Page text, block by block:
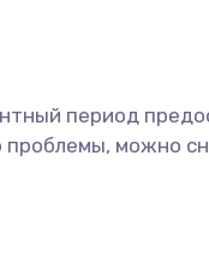
период
проблемы, можно